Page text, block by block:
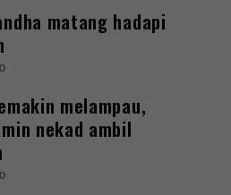
matang hadapi
melampau,
nekad ambil